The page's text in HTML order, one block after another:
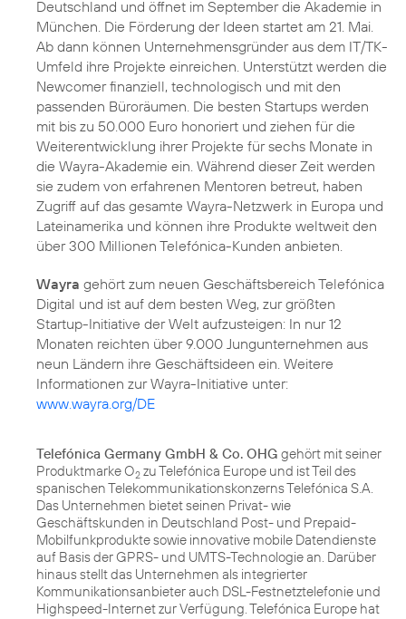
Deutschland und öffnet im September die Akademie in
München. Die Förderung der Ideen startet am 21. Mai.
Ab dann können Unternehmensgründer aus dem IT/TK-
Umfeld ihre Projekte einreichen. Unterstützt werden die
Newcomer finanziell, technologisch und mit den
passenden Büroräumen. Die besten Startups werden
mit bis zu 50.000 Euro honoriert und ziehen für die
Weiterentwicklung ihrer Projekte für sechs Monate in
die Wayra-Akademie ein. Während dieser Zeit werden
sie zudem von erfahrenen Mentoren betreut, haben
Zugriff auf das gesamte Wayra-Netzwerk in Europa und
Lateinamerika und können ihre Produkte weltweit den
über 300 Millionen Telefónica-Kunden anbieten.
Wayra gehört zum neuen Geschäftsbereich Telefónica
Digital und ist auf dem besten Weg, zur größten
Startup-Initiative der Welt aufzusteigen: In nur 12
Monaten reichten über 9.000 Jungunternehmen aus
neun Ländern ihre Geschäftsideen ein. Weitere
Informationen zur Wayra-Initiative unter:
www.wayra.org/DE
Telefónica Germany GmbH & Co. OHG gehört mit seiner
Produktmarke O2 zu Telefónica Europe und ist Teil des
spanischen Telekommunikationskonzerns Telefónica S.A.
Das Unternehmen bietet seinen Privat- wie
Geschäftskunden in Deutschland Post- und Prepaid-
Mobilfunkprodukte sowie innovative mobile Datendienste
auf Basis der GPRS- und UMTS-Technologie an. Darüber
hinaus stellt das Unternehmen als integrierter
Kommunikationsanbieter auch DSL-Festnetztelefonie und
Highspeed-Internet zur Verfügung. Telefónica Europe hat